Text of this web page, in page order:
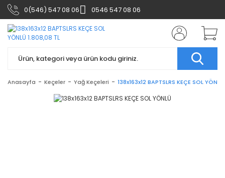
0(546) 547 08 06 0546 547 08 06
Anasayfa Keçeler Yağ Keçeleri 138x163x12 BAPTSLRS KEÇE SOL YÖNLÜ